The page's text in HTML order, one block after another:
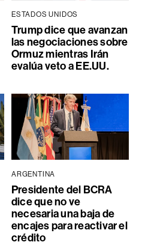
ESTADOS UNIDOS
Trump dice que avanzan
las negociaciones sobre
Ormuz mientras Irán
evalúa veto a EE.UU.
ARGENTINA
Presidente del BCRA
dice que no ve
necesaria una baja de
encajes para reactivar el
crédito